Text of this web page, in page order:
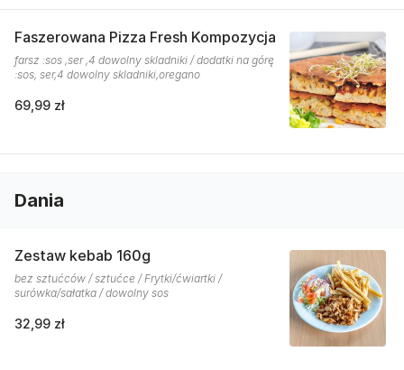
Faszerowana Pizza Fresh Kompozycja
farsz :sos ,ser ,4 dowolny skladniki / dodatki na górę
:sos, ser,4 dowolny skladniki,oregano
69,99 zł
Dania
Zestaw kebab 160g
bez sztućców / sztućce / Frytki/ćwiartki /
surówka/sałatka / dowolny sos
32,99 zł